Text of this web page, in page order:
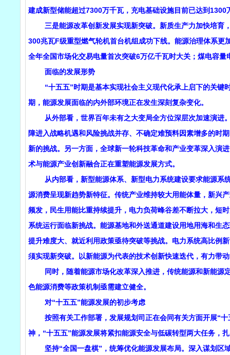
建成新型储能超过7300万千瓦，充电基础设施目前已达到1300
三是能源改革创新发展实现新突破。新质生产力加快培育
300兆瓦F级重型燃气轮机首台机组成功下线。能源治理体系
全年全国市场化交易电量首次突破6万亿千瓦时大关；煤电容
面临的发展形势
“十五五”时期是基本实现社会主义现代化承上启下的关键
期，能源发展面临的内外部环境正在发生深刻复杂变化。
从外部看，世界百年未有之大变局全方位深层次加速演进
障进入战略机遇和风险挑战并存、不确定难预料因素增多的时
新的挑战。另一方面，全球新一轮科技革命和产业变革深入演
术与能源产业创新融合正在重塑能源发展方式。
从内部看，新型能源体系、新型电力系统建设要求能源系
源消费呈现新趋势新特征。传统产业维持较大用能体量，新兴
频发，民生用能比重持续提升，电力负荷峰谷差不断拉大，短
系统运行面临新挑战。能源基地和外送通道建设用地用海和生
提升难度大、就近利用政策亟待突破等挑战。电力系统高比例
须实现新突破。以新能源为代表的技术创新快速迭代，有力带
同时，随着能源市场化改革深入推进，传统能源和新能源
色能源消费等政策机制亟需建立健全。
对“十五五”能源发展的初步考虑
按照有关工作部署，发展规划司正在会同有关方面开展“十
神，“十五五”能源发展将紧扣能源安全与低碳转型两大任务，
坚持“全国一盘棋”，统筹优化能源发展布局。深入谋划区